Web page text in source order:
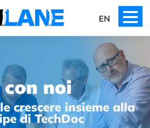
EN
noi
crescere insieme alla
di TechDoc